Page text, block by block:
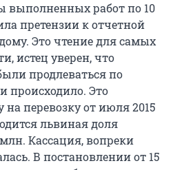
выполненных работ по 10
претензии к отчетной
Это чтение для самых
истец уверен, что
продлеваться по
происходило. Это
на перевозку от июля 2015
львиная доля
Кассация, вопреки
В постановлении от 15